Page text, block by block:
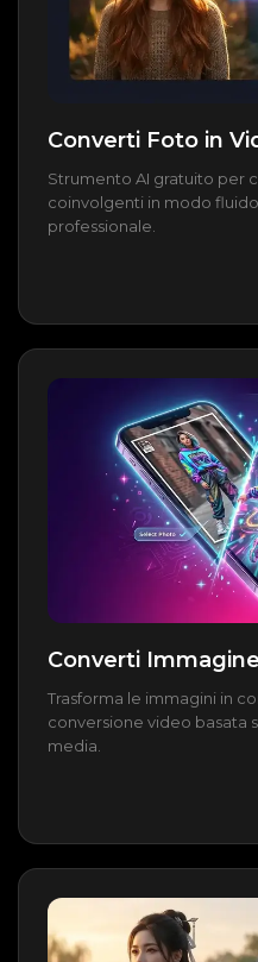
Converti Foto in
Strumento AI gratuito per
coinvolgenti in modo
professionale.
Converti
Trasforma le immagini in
conversione video basata
media.